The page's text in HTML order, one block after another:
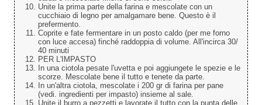
Unite la prima parte della farina e mescolate con un
cucchiaio di legno per amalgamare bene. Questo è il
prefermento.
Coprite e fate fermentare in un posto caldo (per me forno
con luce accesa) finché raddoppia di volume. All'incirca 30/
40 minuti
PER L'IMPASTO
In una ciotola pesate l'uvetta e poi aggiungete le spezie e le
scorze. Mescolate bene il tutto e tenete da parte.
In un'altra ciotola, mescolate i 200 gr di farina per pane
(vedi. ingredienti per impasto) insieme al sale.
Unite il burro a pezzetti e lavorate il tutto con la punta delle